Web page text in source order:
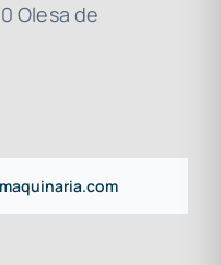
Olesa de